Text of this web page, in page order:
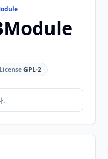
LicenseGPL-2
.